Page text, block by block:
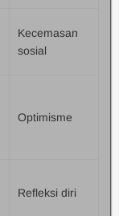
Kecemasan
sosial
Optimisme
Refleksi diri